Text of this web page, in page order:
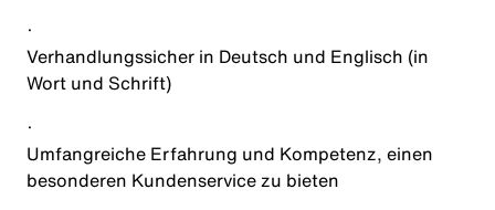
·
Verhandlungssicher in Deutsch und Englisch (in
Wort und Schrift)
·
Umfangreiche Erfahrung und Kompetenz, einen
besonderen Kundenservice zu bieten